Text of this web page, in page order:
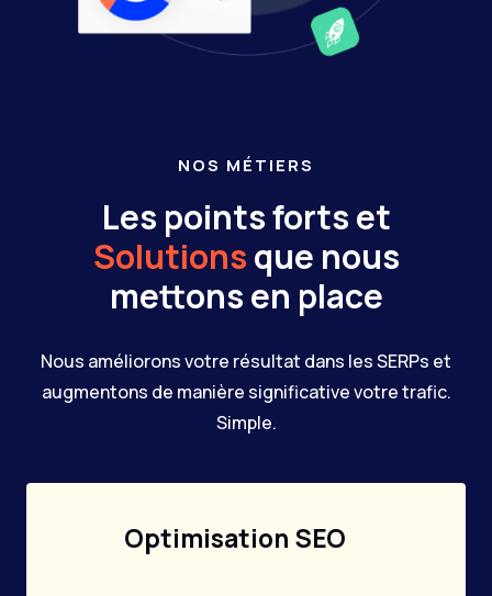
NOS MÉTIERS
Les points forts et
Solutionsque nous
mettons en place
Nous améliorons votre résultat dans les SERPs et
augmentons de manière significative votre trafic.
Simple.
Optimisation SEO